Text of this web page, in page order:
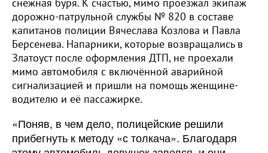
снежная буря. К счастью, мимо проезжал экипаж
дорожно-патрульной службы № 820 в составе
капитанов полиции Вячеслава Козлова и Павла
Берсенева. Напарники, которые возвращались в
Златоуст после оформления ДТП, не проехали
мимо автомобиля с включённой аварийной
сигнализацией и пришли на помощь женщине-
водителю и её пассажирке.
«Поняв, в чем дело, полицейские решили
прибегнуть к методу «с толкача». Благодаря